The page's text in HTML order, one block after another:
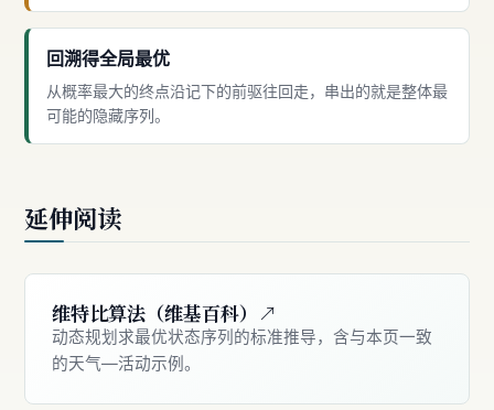
回溯得全局最优
从概率最大的终点沿记下的前驱往回走，串出的就是整体最
可能的隐藏序列。
延伸阅读
维特比算法（维基百科）↗
动态规划求最优状态序列的标准推导，含与本页一致
的天气—活动示例。